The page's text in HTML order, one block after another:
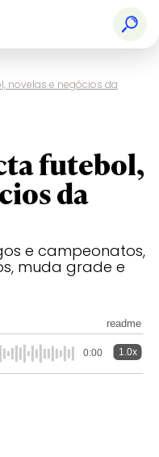
novelas e negócios da
futebol,
da
e campeonatos,
muda grade e
readme
0:00 1.0x